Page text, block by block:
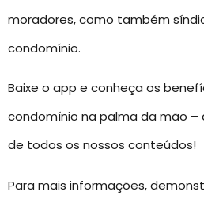
moradores, como também
condomínio.
Baixe o app e conheça os
condomínio na palma da mão
de todos os nossos conteúdos!
Para mais informações,